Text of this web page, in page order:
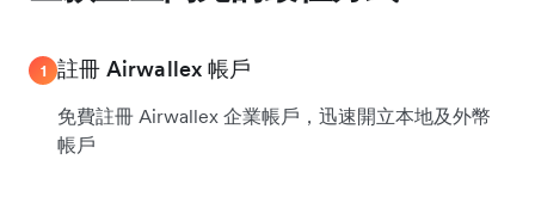
1 註冊 Airwallex 帳戶
免費註冊 Airwallex 企業帳戶，迅速開立本地及外幣
帳戶